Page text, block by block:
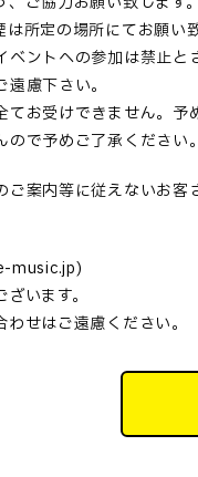
所定の場所にてお願い致
ントへの参加は禁止と
慮下さい。
お受けできません。予
で予めご了承ください。
案内等に従えないお客
music.jp)
います。
せはご遠慮ください。